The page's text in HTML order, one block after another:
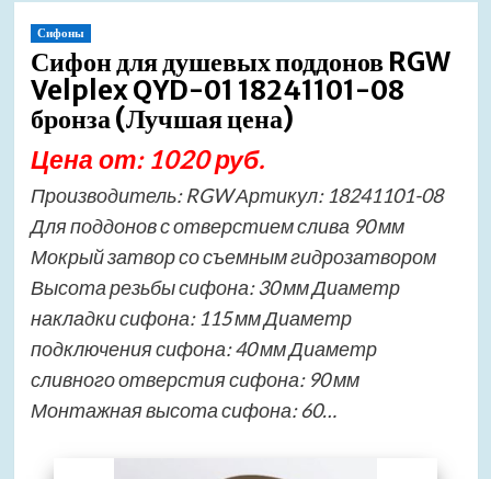
Сифоны
Сифон для душевых поддонов RGW
Velplex QYD-01 18241101-08
бронза (Лучшая цена)
Цена от: 1020 руб.
Производитель: RGW Артикул: 18241101-08
Для поддонов с отверстием слива 90 мм
Мокрый затвор со съемным гидрозатвором
Высота резьбы сифона: 30 мм Диаметр
накладки сифона: 115 мм Диаметр
подключения сифона: 40 мм Диаметр
сливного отверстия сифона: 90 мм
Монтажная высота сифона: 60…